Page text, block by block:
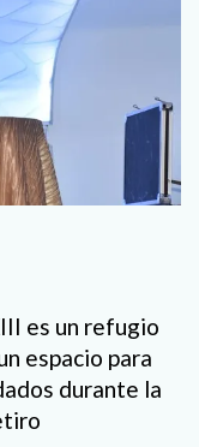
es un refugio
espacio para
durante la